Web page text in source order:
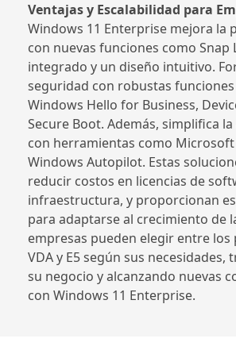
Ventajas y Escalabilidad para
Windows 11 Enterprise mejora la
con nuevas funciones como Snap
integrado y un diseño intuitivo.
seguridad con robustas
Windows Hello for Business,
Secure Boot. Además, simplifica
con herramientas como
Windows Autopilot. Estas
reducir costos en licencias de
infraestructura, y proporcionan
para adaptarse al crecimiento de
empresas pueden elegir entre los
VDA y E5 según sus
su negocio y alcanzando nuevas
con Windows 11 Enterprise.